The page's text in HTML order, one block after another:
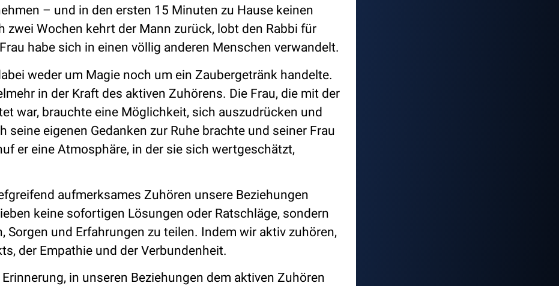
– und in den ersten 15 Minuten zu Hause keinen
Wochen kehrt der Mann zurück, lobt den Rabbi für
habe sich in einen völlig anderen Menschen verwandelt.
weder um Magie noch um ein Zaubergetränk handelte.
in der Kraft des aktiven Zuhörens. Die Frau, die mit der
war, brauchte eine Möglichkeit, sich auszudrücken und
eigenen Gedanken zur Ruhe brachte und seiner Frau
er eine Atmosphäre, in der sie sich wertgeschätzt,
aufmerksames Zuhören unsere Beziehungen
keine sofortigen Lösungen oder Ratschläge, sondern
Sorgen und Erfahrungen zu teilen. Indem wir aktiv zuhören,
der Empathie und der Verbundenheit.
in unseren Beziehungen dem aktiven Zuhören